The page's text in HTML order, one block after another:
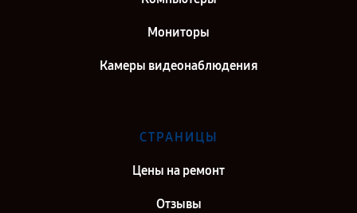
Мониторы
Камеры видеонаблюдения
СТРАНИЦЫ
Цены на ремонт
Отзывы